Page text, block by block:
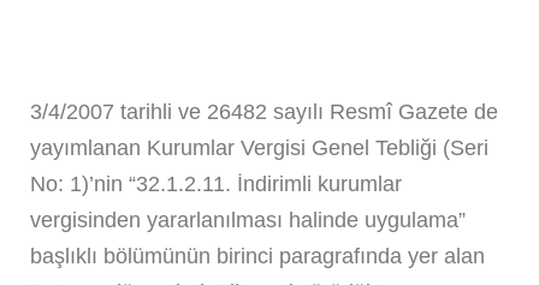
3/4/2007 tarihli ve 26482 sayılı Resmî Gazete de
yayımlanan Kurumlar Vergisi Genel Tebliği (Seri
No: 1)’nin “32.1.2.11. İndirimli kurumlar
vergisinden yararlanılması halinde uygulama”
başlıklı bölümünün birinci paragrafında yer alan